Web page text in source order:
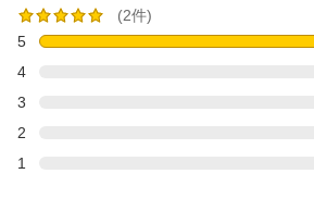
(2件)
5
4
3
2
1